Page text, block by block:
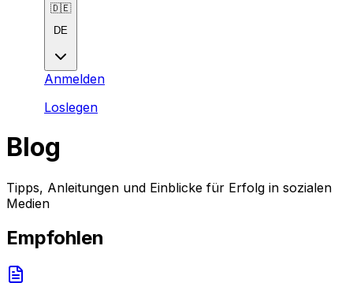
🇩🇪
DE
Anmelden
Loslegen
Blog
Tipps, Anleitungen und Einblicke für Erfolg in sozialen
Medien
Empfohlen